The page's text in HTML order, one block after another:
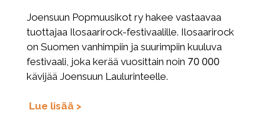
Joensuun Popmuusikot ry hakee vastaavaa
tuottajaa Ilosaarirock-festivaalille. Ilosaarirock
on Suomen vanhimpiin ja suurimpiin kuuluva
festivaali, joka kerää vuosittain noin 70 000
kävijää Joensuun Laulurinteelle.
Lue lisää >